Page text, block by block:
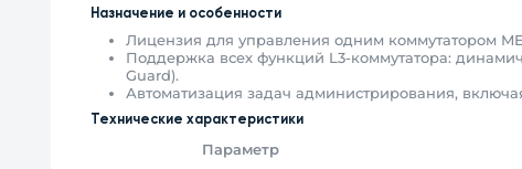
Назначение и особенности
Лицензия для управления одним коммутатором
Поддержка всех функций L3-коммутатора:
Guard).
Автоматизация задач администрирования,
Технические характеристики
Параметр